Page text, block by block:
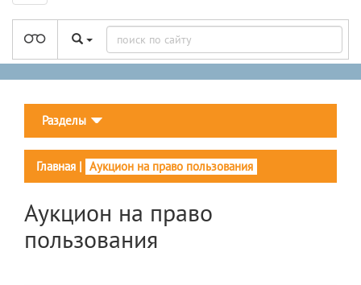
Разделы
Главная | Аукцион на право пользования
Аукцион на право
пользования